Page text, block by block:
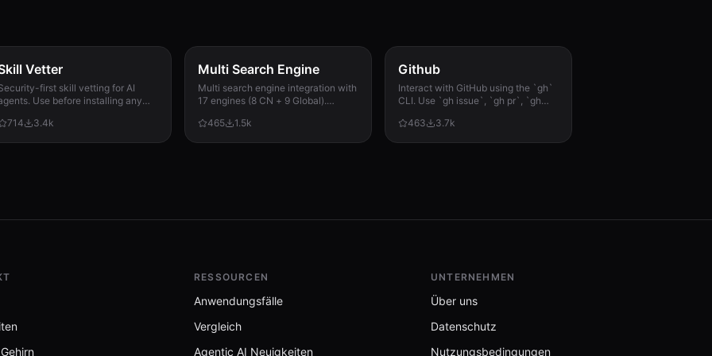
Vetter
first skill vetting for AI
Use before installing any
sources. Checks for red flags,
714 3.4k
Multi Search Engine
Multi search engine integration with
17 engines (8 CN + 9 Global).
operators, time filters, site search,
465 1.5k
Github
Interact with GitHub using the `gh`
CLI. Use `gh issue`, `gh pr`, `gh
runs, and advanced queries.
463 3.7k
RESSOURCEN
Anwendungsfälle
Vergleich
Agentic AI Neuigkeiten
UNTERNEHMEN
Über uns
Datenschutz
Nutzungsbedingungen